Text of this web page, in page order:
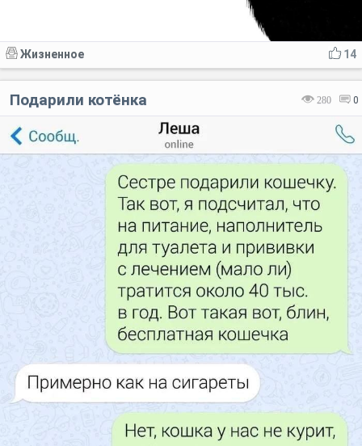
14
Жизненное
280 0
Подарили котёнка